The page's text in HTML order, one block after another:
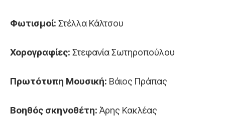
Φωτισμοί: Στέλλα Κάλτσου
Χορογραφίες: Στεφανία Σωτηροπούλου
Πρωτότυπη Μουσική: Βάιος Πράπας
Βοηθός σκηνοθέτη: Άρης Κακλέας